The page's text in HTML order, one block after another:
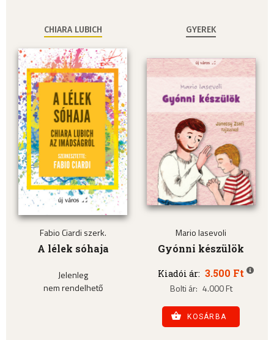
CHIARA LUBICH
Fabio Ciardi szerk.
A lélek sóhaja
Jelenleg
nem rendelhető
GYEREK
Mario Iasevoli
Gyónni készülök
Kiadói ár: 3.500 Ft
Bolti ár: 4.000 Ft
KOSÁRBA